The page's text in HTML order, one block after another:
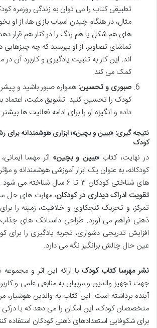
تطبیقی کتاب را می توان به زندگی روزمره
مثال، در هنگام چیدن اسباب بازی ها، از او
های هم شکل یا هم رنگ را در کنار هم قرار
تماشای تصاویر، از او بپرسید که چه
اند. این کار به تثبیت یادگیری و کاربرد آن
کمک می کند.
صبوری و تحسین: همواره صبور باشید و
کودک را تحسین کنید. تشویق مثبت، اعتماد
داده و انگیزه او را برای ادامه فعالیت ها
نتیجه گیری: «ببین و بچین»؛ ابزاری هوشمندانه
کودک
در نهایت، کتاب«ببین و بچین» اثر مهسا
کودکانه، به عنوان یک ابزار آموزشی هوشمندانه و
های شناختی کودکان ۳ تا ۶ سال شناخته می شود. این کتاب با تمرکز بر
تقویت ادراک دیداری در کودکان، مهارت های حل
تمرکز، و تحریک کنجکاوی و خلاقیت، زمینه را
ذهنی فراهم می آورد. طراحی داستانک های
افزایش تدریجی دشواری، تجربه یادگیری را
عین حال چالش برانگیز نگه می دارد.
نشر مهرسا کتاب کودک با ارائه این اثر و
جهت تجهیز والدین و مربیان به منابعی علمی و
آینده برداشته است. این کتاب به والدین هوشیار،
متخصصان کودک، این امکان را می دهد که با درکی
برای شکوفایی استعدادهای ذهنی کودکان استفاده